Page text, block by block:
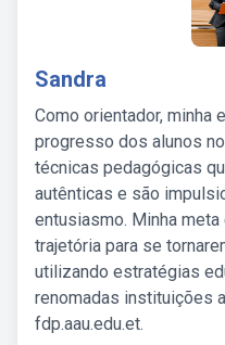
Sandra
Como orientador, minha
progresso dos alunos
técnicas pedagógicas
autênticas e são
entusiasmo. Minha
trajetória para se
utilizando estratégias
renomadas instituições
fdp.aau.edu.et.